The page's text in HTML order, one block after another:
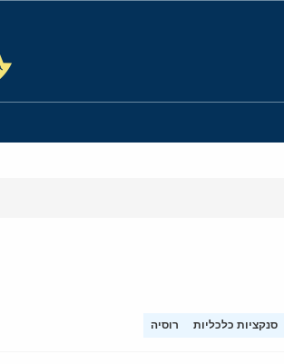
סנקציות כלכליות רוסיה